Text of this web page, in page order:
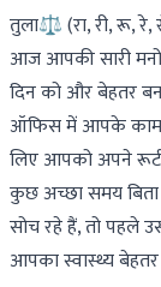
तुला⚖️ (रा, री, रू, रे,
आज आपकी सारी
दिन को और बेहतर
ऑफिस में आपके काम
लिए आपको अपने
कुछ अच्छा समय
सोच रहे हैं, तो पहले
आपका स्वास्थ्य बेहतर